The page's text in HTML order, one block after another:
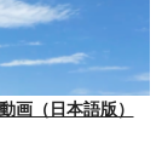
画（日本語版）